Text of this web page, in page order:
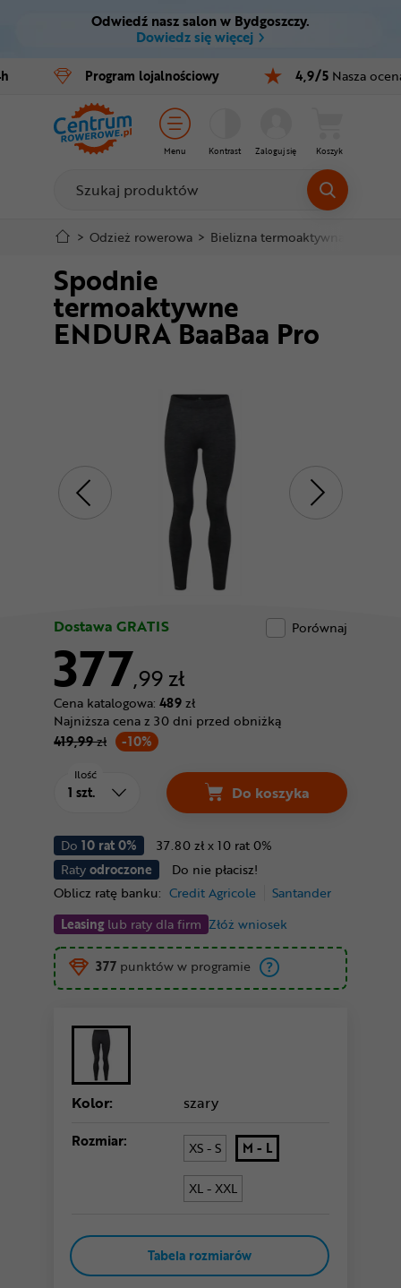
Ctrl M
Menu główne
Informacje o produkcie
Do koszyka
Szczegółowe informacje
Stopka
Mapa strony
Odwiedź nasz salon w Bydgoszczy.
Dowiedz się więcej
Program lojalnościowy 4,9/5 Nasza
Menu Kontrast Zaloguj się Koszyk
Rowery
E-bike
Części
Akcesoria
Odzież
Kaski
Buty
Superoferta
> Odzież rowerowa > Bielizna termoaktywna
Spodnie
termoaktywne
ENDURA BaaBaa Pro
Dostawa GRATIS Porównaj
377,99 zł
Cena katalogowa: 489zł
-10%
Najniższa cena z 30 dni przed obniżką
419,99zł
Do 10 rat 0%
37.80 zł x 10 rat 0%
Ratyodroczone
Do nie płacisz!
Oblicz ratę banku: Credit Agricole
Santander
Leasinglub raty dla firm Złóż wniosek
Ilość
Do koszyka
377 punktów w programie
Kolor: szary
Rozmiar: XS - S M - L
XL - XXL
Tabela rozmiarów